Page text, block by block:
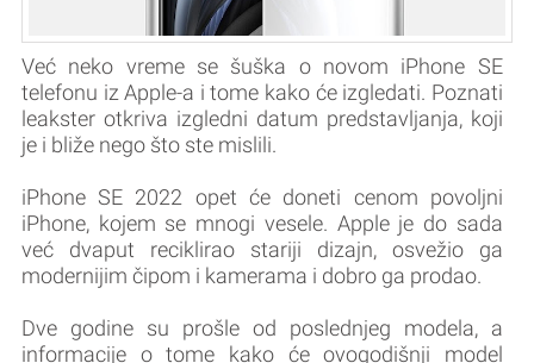
Već neko vreme se šuška o novom iPhone SE
telefonu iz Apple-a i tome kako će izgledati. Poznati
leakster otkriva izgledni datum predstavljanja, koji
je i bliže nego što ste mislili.
iPhone SE 2022 opet će doneti cenom povoljni
iPhone, kojem se mnogi vesele. Apple je do sada
već dvaput reciklirao stariji dizajn, osvežio ga
modernijim čipom i kamerama i dobro ga prodao.
Dve godine su prošle od poslednjeg modela, a
informacije o tome kako će ovogodišnji model